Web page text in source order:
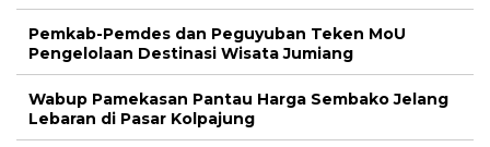
Pemkab-Pemdes dan Peguyuban Teken MoU
Pengelolaan Destinasi Wisata Jumiang
Wabup Pamekasan Pantau Harga Sembako Jelang
Lebaran di Pasar Kolpajung